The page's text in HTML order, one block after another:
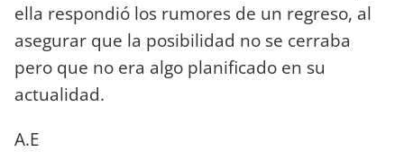
ella respondió los rumores de un regreso, al
asegurar que la posibilidad no se cerraba
pero que no era algo planificado en su
actualidad.
A.E